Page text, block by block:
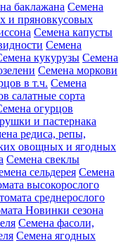
баклажана Семена
и пряновкусовых
Семена капусты
Семена
кукурузы Семена
Семена моркови
в т.ч. Семена
салатные сорта
огурцов
и пастернака
редиса, репы,
овощных и ягодных
Семена свеклы
сельдерея Семена
высокорослого
среднерослого
Новинки сезона
Семена фасоли,
Семена ягодных